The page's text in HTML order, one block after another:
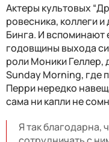
Актеры культовых
ровесника, коллеги
Бинга. И вспоминают
годовщины выхода
роли Моники Геллер,
Sunday Morning, где
Перри нередко
сама ни капли не
Я так благодарна,